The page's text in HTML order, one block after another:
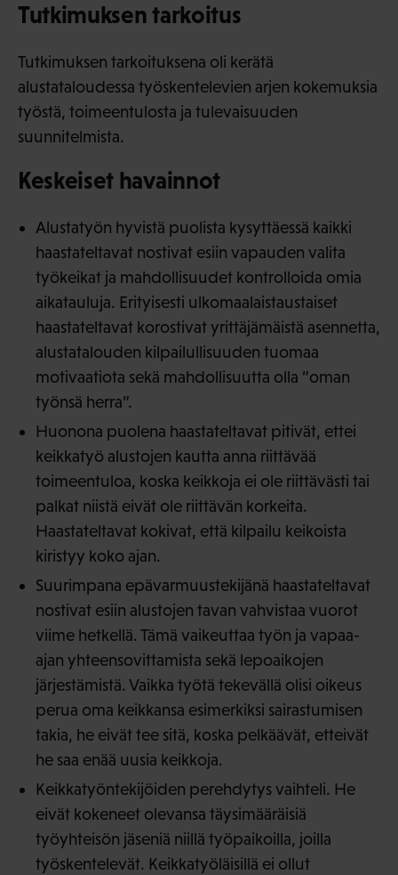
Tutkimuksen tarkoitus
Tutkimuksen tarkoituksena oli kerätä
alustataloudessa työskentelevien arjen kokemuksia
työstä, toimeentulosta ja tulevaisuuden
suunnitelmista.
Keskeiset havainnot
Alustatyön hyvistä puolista kysyttäessä kaikki
haastateltavat nostivat esiin vapauden valita
työkeikat ja mahdollisuudet kontrolloida omia
aikatauluja. Erityisesti ulkomaalaistaustaiset
haastateltavat korostivat yrittäjämäistä asennetta,
alustatalouden kilpailullisuuden tuomaa
motivaatiota sekä mahdollisuutta olla ”oman
työnsä herra”.
Huonona puolena haastateltavat pitivät, ettei
keikkatyö alustojen kautta anna riittävää
toimeentuloa, koska keikkoja ei ole riittävästi tai
palkat niistä eivät ole riittävän korkeita.
Haastateltavat kokivat, että kilpailu keikoista
kiristyy koko ajan.
Suurimpana epävarmuustekijänä haastateltavat
nostivat esiin alustojen tavan vahvistaa vuorot
viime hetkellä. Tämä vaikeuttaa työn ja vapaa-
ajan yhteensovittamista sekä lepoaikojen
järjestämistä. Vaikka työtä tekevällä olisi oikeus
perua oma keikkansa esimerkiksi sairastumisen
takia, he eivät tee sitä, koska pelkäävät, etteivät
he saa enää uusia keikkoja.
Keikkatyöntekijöiden perehdytys vaihteli. He
eivät kokeneet olevansa täysimääräisiä
työyhteisön jäseniä niillä työpaikoilla, joilla
työskentelevät. Keikkatyöläisillä ei ollut